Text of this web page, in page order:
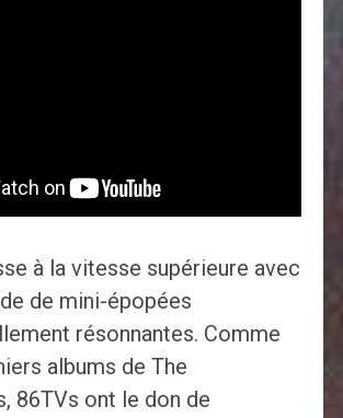
à la vitesse supérieure avec
de mini-épopées
résonnantes. Comme
albums de The
86TVs ont le don de